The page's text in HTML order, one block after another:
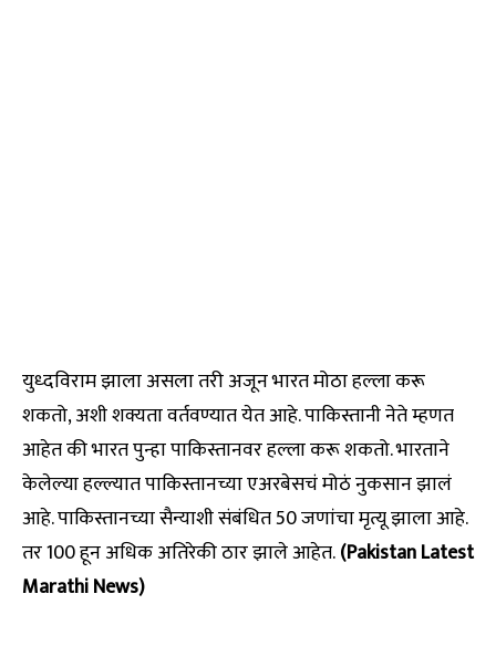
युध्दविराम झाला असला तरी अजून भारत मोठा हल्ला करू
शकतो, अशी शक्यता वर्तवण्यात येत आहे. पाकिस्तानी नेते म्हणत
आहेत की भारत पुन्हा पाकिस्तानवर हल्ला करू शकतो. भारताने
केलेल्या हल्ल्यात पाकिस्तानच्या एअरबेसचं मोठं नुकसान झालं
आहे. पाकिस्तानच्या सैन्याशी संबंधित 50 जणांचा मृत्यू झाला आहे.
तर 100 हून अधिक अतिरेकी ठार झाले आहेत.(Pakistan Latest
Marathi News)